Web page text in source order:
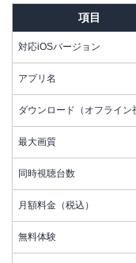
項目
対応iOSバージョン
アプリ名
ダウンロード（オフライン
最大画質
同時視聴台数
月額料金（税込）
無料体験